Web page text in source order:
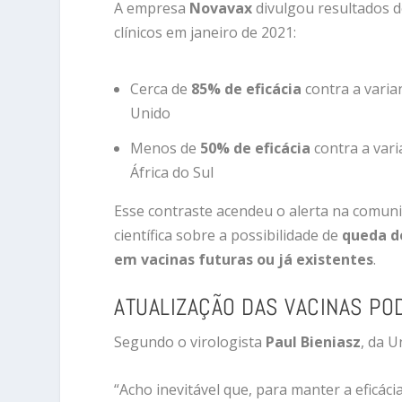
A empresa Novavaxdivulgou resultados
clínicos em janeiro de 2021:
Cerca de 85% de eficácia contra a
Unido
Menos de 50% de eficácia contra a
África do Sul
Esse contraste acendeu o alerta na
científica sobre a possibilidade de queda
em vacinas futuras ou já existentes.
ATUALIZAÇÃO DAS VACINAS
Segundo o virologista Paul Bieniasz, da
“Acho inevitável que, para manter a